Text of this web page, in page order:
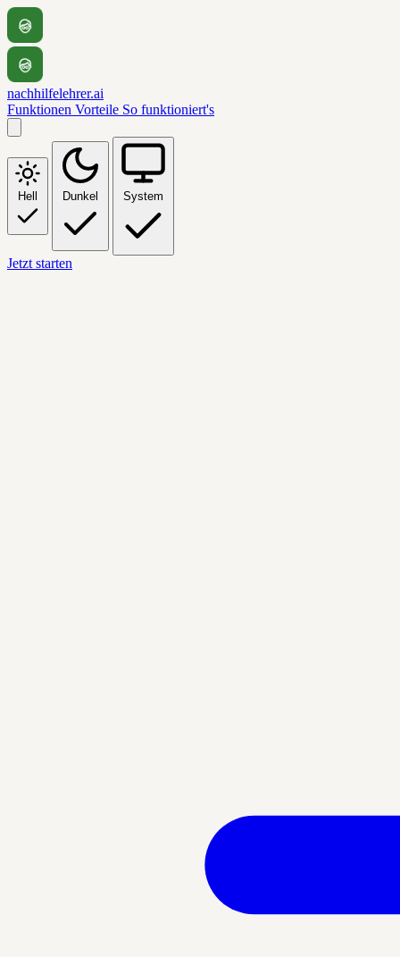
nachhilfelehrer.ai
Funktionen Vorteile So funktioniert's
Hell Dunkel System
Jetzt starten